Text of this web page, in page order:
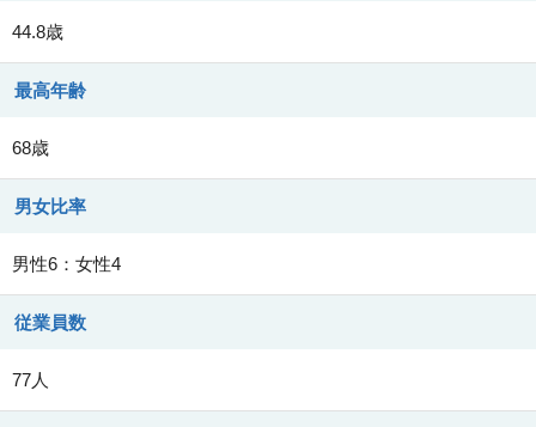
44.8歳
最高年齢
68歳
男女比率
男性6：女性4
従業員数
77人